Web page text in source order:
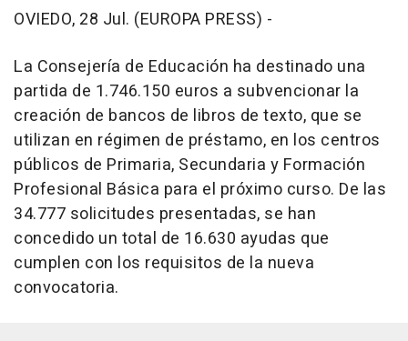
OVIEDO, 28 Jul. (EUROPA PRESS) -
La Consejería de Educación ha destinado una
partida de 1.746.150 euros a subvencionar la
creación de bancos de libros de texto, que se
utilizan en régimen de préstamo, en los centros
públicos de Primaria, Secundaria y Formación
Profesional Básica para el próximo curso. De las
34.777 solicitudes presentadas, se han
concedido un total de 16.630 ayudas que
cumplen con los requisitos de la nueva
convocatoria.